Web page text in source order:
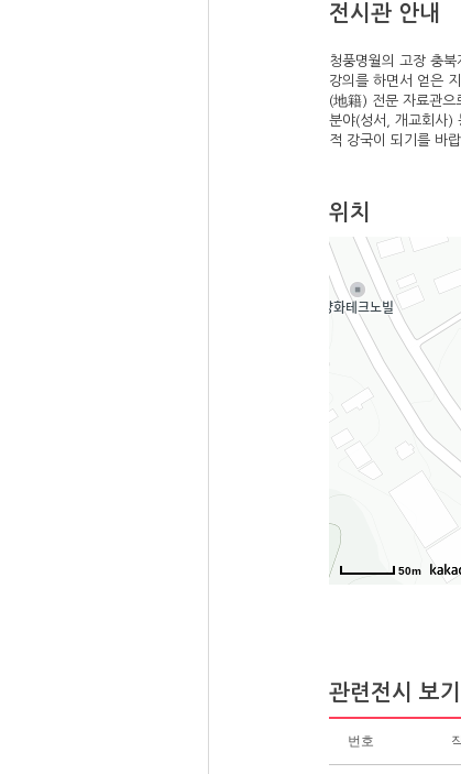
전시관 안내
청풍명월의 고장 충
강의를 하면서 얻은
(地籍) 전문 자료관으
분야(성서, 개교회사)
적 강국이 되기를 바랍
위치
50m
관련전시 보기
번호